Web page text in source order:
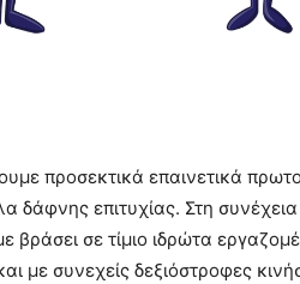
προσεκτικά επαινετικά
δάφνης επιτυχίας. Στη
βράσει σε τίμιο ιδρώτα
με συνεχείς δεξιόστροφες